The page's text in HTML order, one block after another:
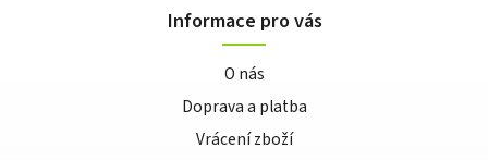
Informace pro vás
O nás
Doprava a platba
Vrácení zboží